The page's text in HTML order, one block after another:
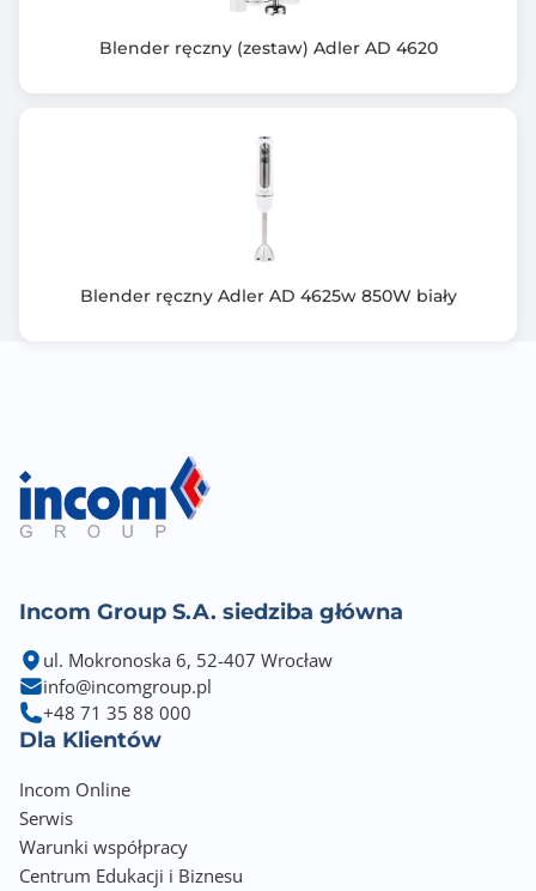
Blender ręczny (zestaw) Adler AD 4620
Blender ręczny Adler AD 4625w 850W biały
Incom Group S.A. siedziba główna
ul. Mokronoska 6, 52-407 Wrocław
info@incomgroup.pl
+48 71 35 88 000
Dla Klientów
Incom Online
Serwis
Warunki współpracy
Centrum Edukacji i Biznesu